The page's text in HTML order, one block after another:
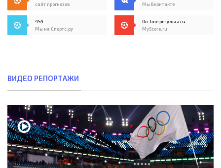
сайт прогнозов
Мы Вконтакте
454
Мы на Спортс.ру
On-line результаты
MyScore.ru
ВИДЕО РЕПОРТАЖИ